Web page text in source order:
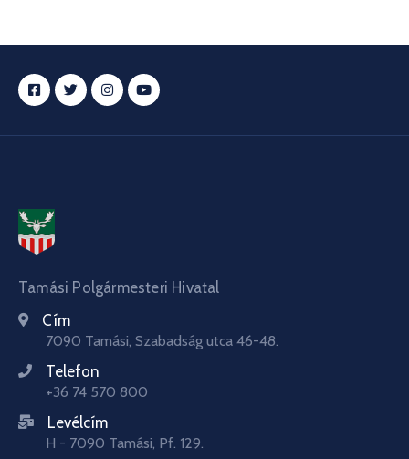
Tamási Polgármesteri Hivatal
Cím
7090 Tamási, Szabadság utca 46-48.
Telefon
+36 74 570 800
Levélcím
H - 7090 Tamási, Pf. 129.